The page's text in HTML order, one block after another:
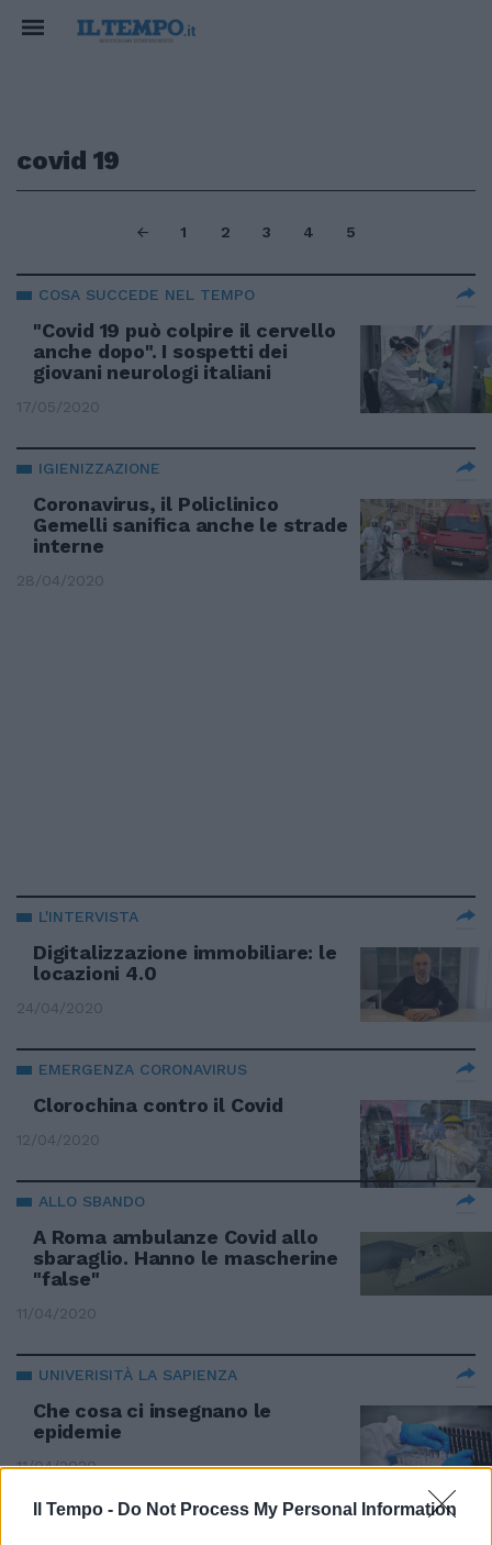
Il Tempo - Do Not Process My Personal Information
covid 19
1 2 3 4 5
COSA SUCCEDE NEL TEMPO
"Covid 19 può colpire il cervello
anche dopo". I sospetti dei
giovani neurologi italiani
17/05/2020
IGIENIZZAZIONE
Coronavirus, il Policlinico
Gemelli sanifica anche le strade
interne
28/04/2020
L'INTERVISTA
Digitalizzazione immobiliare: le
locazioni 4.0
24/04/2020
EMERGENZA CORONAVIRUS
Clorochina contro il Covid
12/04/2020
ALLO SBANDO
A Roma ambulanze Covid allo
sbaraglio. Hanno le mascherine
"false"
11/04/2020
UNIVERISITÀ LA SAPIENZA
Che cosa ci insegnano le
epidemie
11/04/2020